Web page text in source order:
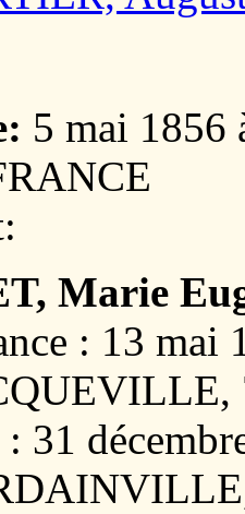
5 mai
Marie
: 13 mai
: 31